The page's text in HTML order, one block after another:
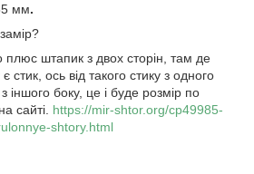
мм.
плюс штапик з двох сторін, там де
стик, ось від такого стику з одного
іншого боку, це і буде розмір по
сайті. https://mir-shtor.org/cp49985-
shtory.html